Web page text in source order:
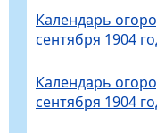
Календарь
сентября 1904
Календарь
сентября 1904